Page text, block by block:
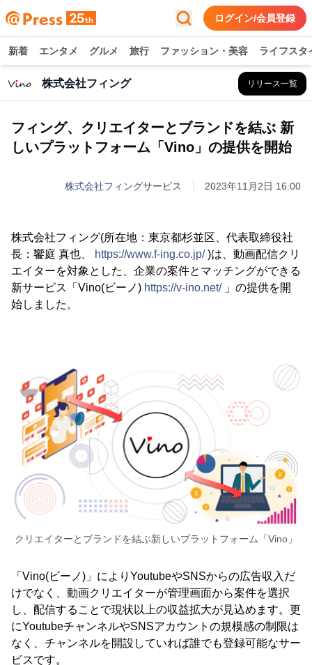
ログイン/会員登録
新着 エンタメ グルメ 旅行 ファッション・美容 ライフスタ
株式会社フィング リリース一覧
フィング、クリエイターとブランドを結ぶ 新
しいプラットフォーム「Vino」の提供を開始
株式会社フィングサービス 2023年11月2日 16:00
株式会社フィング(所在地：東京都杉並区、代表取締役社
長：饗庭 真也、
https://www.f-ing.co.jp/)は、動画配信クリ
エイターを対象とした、企業の案件とマッチングができる
新サービス「Vino(ビーノ) https://v-ino.net/」の提供を開
始しました。
クリエイターとブランドを結ぶ新しいプラットフォーム「Vino」
「Vino(ビーノ)」によりYoutubeやSNSからの広告収入だ
けでなく、動画クリエイターが管理画面から案件を選択
し、配信することで現状以上の収益拡大が見込めます。更
にYoutubeチャンネルやSNSアカウントの規模感の制限は
なく、チャンネルを開設していれば誰でも登録可能なサー
ビスです。